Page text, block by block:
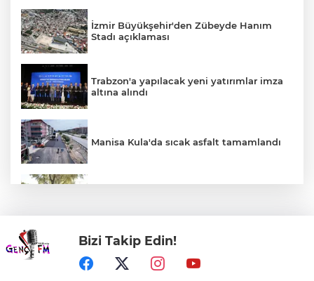
İzmir Büyükşehir'den Zübeyde Hanım
Stadı açıklaması
Trabzon'a yapılacak yeni yatırımlar imza
altına alındı
Manisa Kula'da sıcak asfalt tamamlandı
Bozcaada mercan resifleri için koruma
seferberliği... 180 deniz canlısı türü kayıt
altına alındı
Bizi Takip Edin!